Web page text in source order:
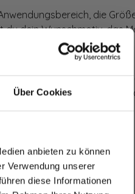
Über Cookies
anbieten zu können
Verwendung unserer
diese Informationen
die
du dein Wunschmotiv, das
dir die Rückwände im
individuelles Angebot,